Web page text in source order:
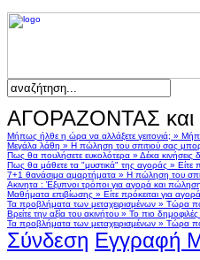
ΑΓΟΡΑΖΟΝΤΑΣ
Μήπως ήλθε η ώρα να αλλάξετε γειτονιά; »
Μεγάλα λάθη » Η πώληση του σπιτιού σας
Πως θα πουλήσετε ευκολότερα » Δέκα
Πως θα μάθετε τα "μυστικά" της αγοράς » Είτε
7+1 θανάσιμα αμαρτήματα » Η πώληση του
Ακινητα : Έξυπνοι τρόποι για αγορά και πώληση
Μαθήματα επιβίωσης » Είτε πρόκειται για
Τα προβλήματα των μεταχειρισμένων » Τώρα
Βρείτε την αξία του ακινήτου » Το πιο
Τα προβλήματα των μεταχειρισμένων » Τώρα
Σύνδεση Εγγραφή